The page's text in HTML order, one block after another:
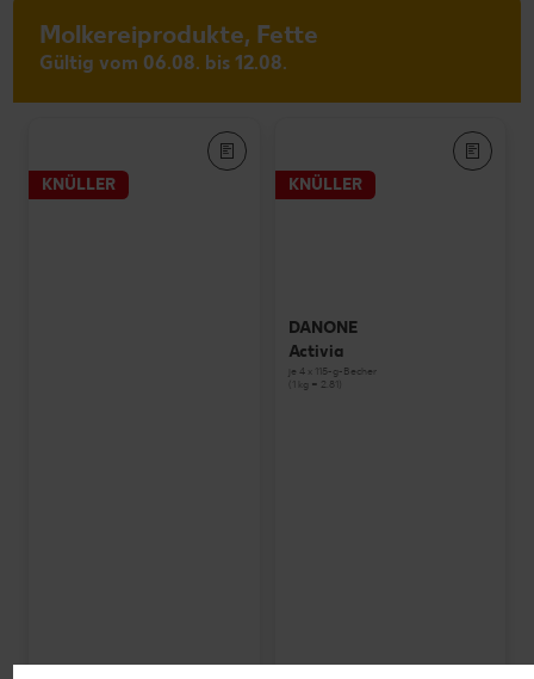
Molkereiprodukte, Fette
Gültig vom 06.08. bis 12.08.
KNÜLLER KNÜLLER
DANONE
Activia
je 4 x 115-g-Becher
(1 kg = 2.81)